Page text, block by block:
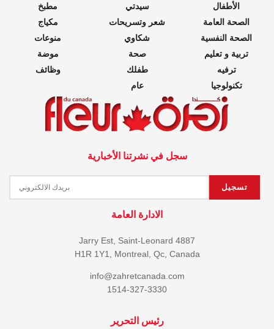
الأطفال
الصحة العامة
الصحة النفسية
تربية و تعليم
ترفيه
تكنولوجيا
سيدتي
شعر وتسريحات
شكاوي
صحة
طفلك
عام
مطبخ
مكياج
منوعات
موضة
وظائف
سجل في نشرتنا الأخبارية
الادارة العامة
4887 Jarry Est, Saint-Leonard
H1R 1Y1, Montreal, Qc, Canada
info@zahretcanada.com
1514-327-3330
رئيس التحرير